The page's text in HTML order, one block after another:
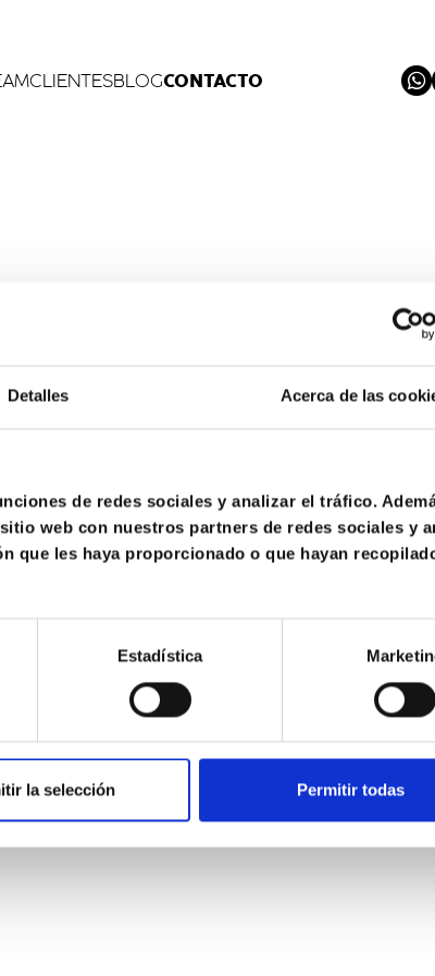
Detalles Acerca de las
de redes sociales y analizar el tráfico.
web con nuestros partners de redes sociales y
que les haya proporcionado o que hayan
Estadística
la selección Permitir todas
CLIENTESBLOGCONTACTO
art direction_
design____
23_ _ _baixos 1a_ _ _ _ _ _
_ _tel. +34 649 85 87 89_
_ _binomi@binomi.es_ _ _